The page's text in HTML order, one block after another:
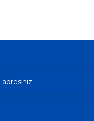
ile hızlı ve sağlam bir şekilde